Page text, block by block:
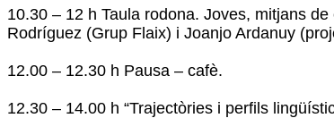
10.30 – 12 h Taula rodona. Joves, mitjans
Rodríguez (Grup Flaix) i Joanjo Ardanuy
12.00 – 12.30 h Pausa – cafè.
12.30 – 14.00 h “Trajectòries i perfils